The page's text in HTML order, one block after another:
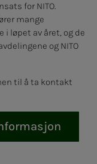
for NITO.
mange
løpet av året, og de
og NITO
til å ta kontakt